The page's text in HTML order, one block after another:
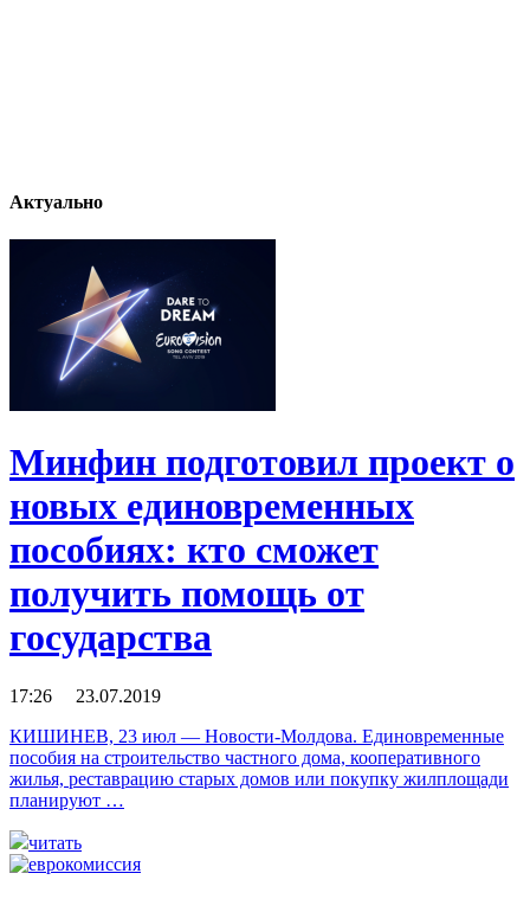
Актуально
Минфин подготовил проект о
новых единовременных
пособиях: кто сможет
получить помощь от
государства
17:26 23.07.2019
КИШИНЕВ, 23 июл — Новости-Молдова. Единовременные
пособия на строительство частного дома, кооперативного
жилья, реставрацию старых домов или покупку жилплощади
планируют …
читать